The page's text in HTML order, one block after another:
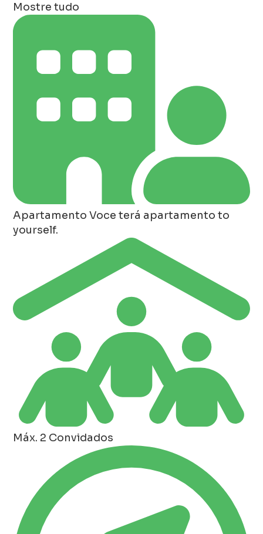
Mostre tudo
Apartamento Voce terá apartamento to
yourself.
Máx. 2 Convidados